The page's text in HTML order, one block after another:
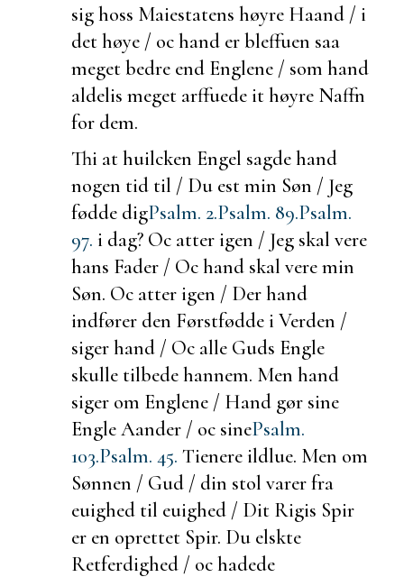
sig hoss Maiestatens høyre Haand / i
det høye / oc hand er bleffuen saa
meget bedre end Englene / som hand
aldelis meget arffuede it høyre Naffn
for dem.
Thi athuilcken Engel sagde hand
nogen tid til / Du est min Søn / Jeg
fødde digPsalm. 2.Psalm. 89.Psalm.
97. i dag? Oc atter igen / Jeg skal vere
hans Fader / Oc hand skal vere min
Søn. Oc atter igen / Der hand
indfører den Førstfødde i Verden /
siger hand / Oc alle Guds Engle
skulle tilbede hannem. Men hand
siger om Englene / Hand gør sine
Engle Aander / oc sinePsalm.
103.Psalm. 45. Tienere ildlue. Men om
Sønnen / Gud / din stol varer fra
euighed til euighed / Dit Rigis Spir
er en oprettet Spir. Du elskte
Retferdighed / oc hadede